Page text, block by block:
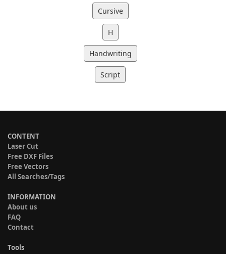
Cursive
H
Handwriting
Script
CONTENT
Laser Cut
Free DXF Files
Free Vectors
All Searches/Tags
INFORMATION
About us
FAQ
Contact
Tools